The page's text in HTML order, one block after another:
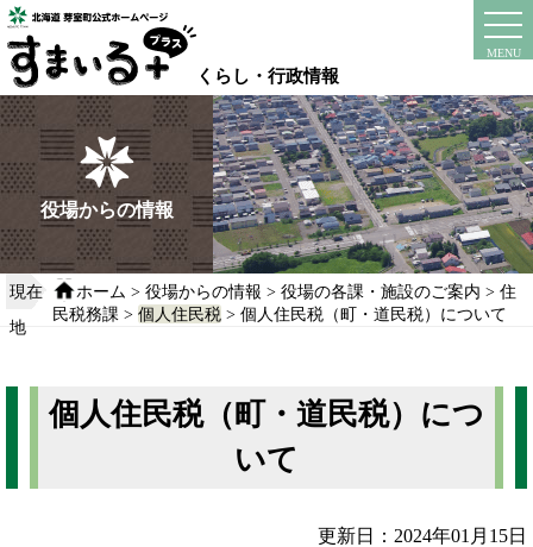
本
文
へ
移
動
る
くらし・行政情報
MENU
instagram
役場からの情報
現在
地
ホーム > 役場からの情報 > 役場の各課・施設のご案内 > 住
民税務課 > 個人住民税> 個人住民税（町・道民税）について
個人住民税（町・道民税）につ
いて
更新日：2024年01月15日